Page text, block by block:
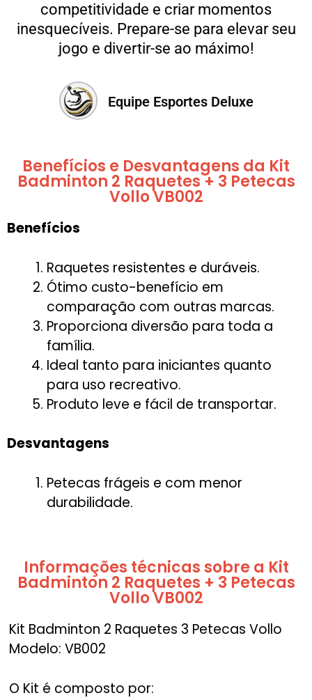
competitividade e criar momentos
inesquecíveis. Prepare-se para elevar seu
jogo e divertir-se ao máximo!
Equipe Esportes Deluxe
Benefícios e Desvantagens da Kit
Badminton 2 Raquetes + 3 Petecas
Vollo VB002
Benefícios
Raquetes resistentes e duráveis.
Ótimo custo-benefício em
comparação com outras marcas.
Proporciona diversão para toda a
família.
Ideal tanto para iniciantes quanto
para uso recreativo.
Produto leve e fácil de transportar.
Desvantagens
Petecas frágeis e com menor
durabilidade.
Informações técnicas sobre a Kit
Badminton 2 Raquetes + 3 Petecas
Vollo VB002
Kit Badminton 2 Raquetes 3 Petecas Vollo
Modelo: VB002
O Kit é composto por: